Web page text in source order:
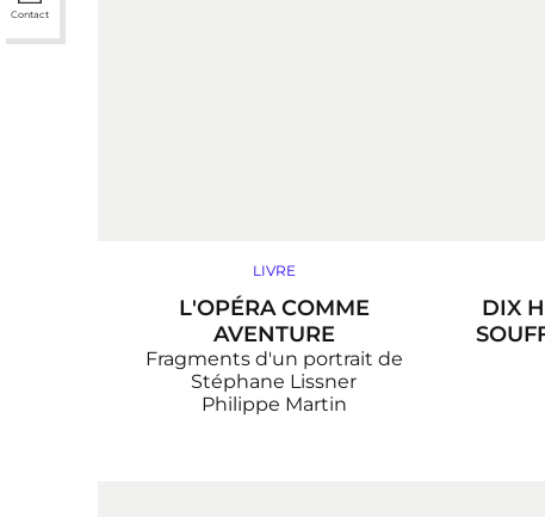
Contact
LIVRE
L'OPÉRA COMME
AVENTURE
Fragments d'un portrait de
Stéphane Lissner
Philippe Martin
DIX